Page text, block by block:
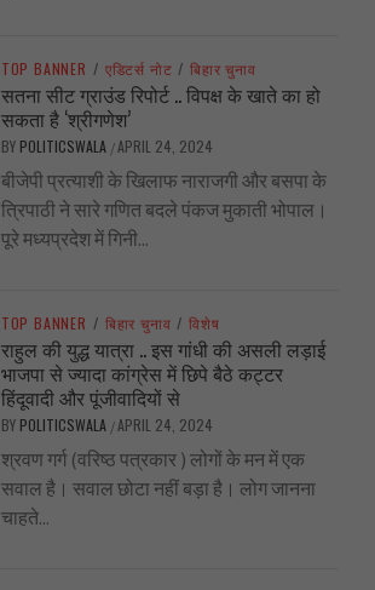
TOP BANNER / एडिटर्स नोट / बिहार चुनाव
सतना सीट ग्राउंड रिपोर्ट .. विपक्ष के खाते का हो
सकता है ‘श्रीगणेश’
BY POLITICSWALA /APRIL 24, 2024
बीजेपी प्रत्याशी के खिलाफ नाराजगी और बसपा के
त्रिपाठी ने सारे गणित बदले पंकज मुकाती भोपाल।
पूरे मध्यप्रदेश में गिनी...
TOP BANNER / बिहार चुनाव / विशेष
राहुल की युद्ध यात्रा .. इस गांधी की असली लड़ाई
भाजपा से ज्यादा कांग्रेस में छिपे बैठे कट्टर
हिंदूवादी और पूंजीवादियों से
BY POLITICSWALA /APRIL 24, 2024
श्रवण गर्ग (वरिष्ठ पत्रकार ) लोगों के मन में एक
सवाल है। सवाल छोटा नहीं बड़ा है। लोग जानना
चाहते...